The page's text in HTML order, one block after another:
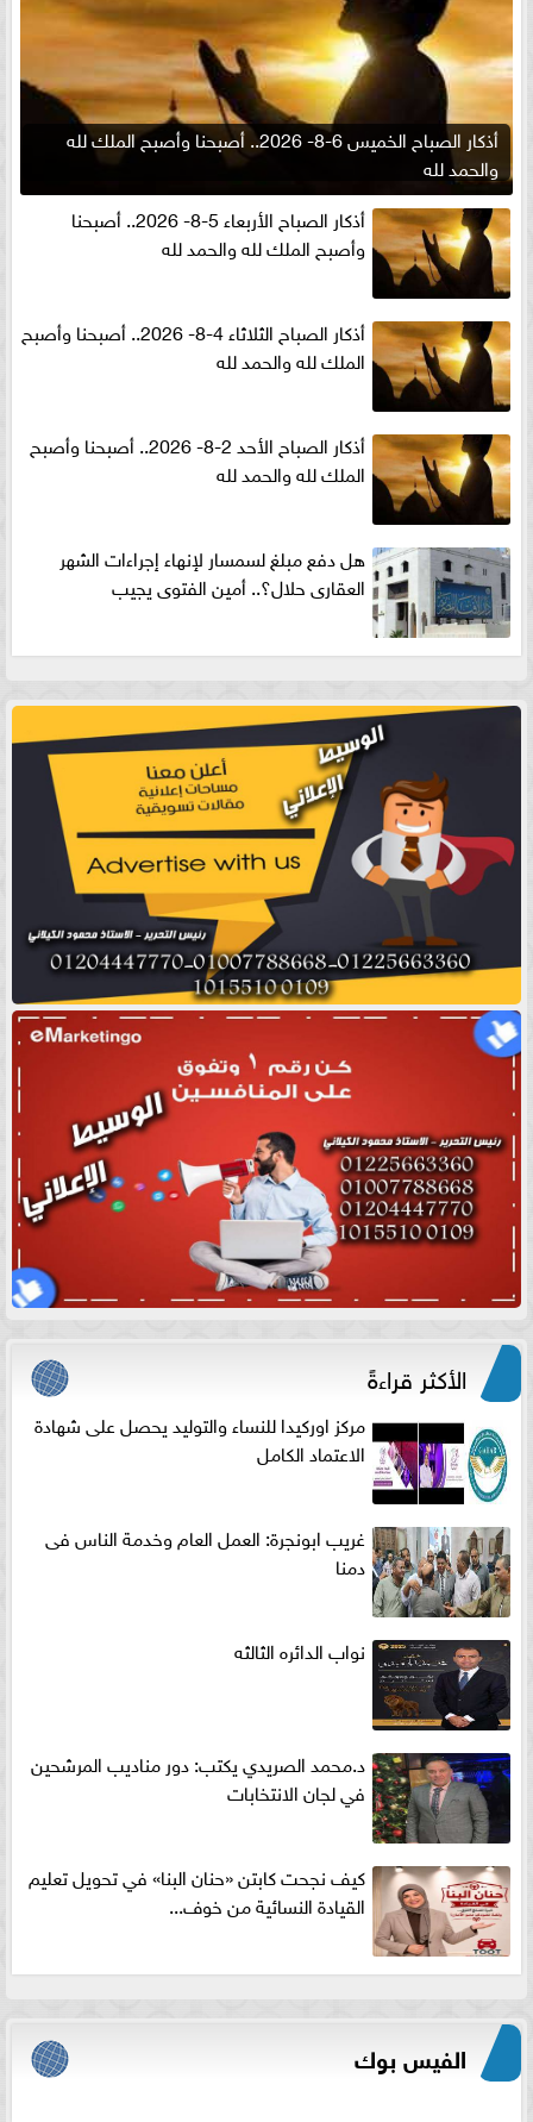
أذكار الصباح الخميس 6-8- 2026.. أصبحنا وأصبح الملك لله
والحمد لله
أذكار الصباح الأربعاء 5-8- 2026.. أصبحنا
وأصبح الملك لله والحمد لله
أذكار الصباح الثلاثاء 4-8- 2026.. أصبحنا وأصبح
الملك لله والحمد لله
أذكار الصباح الأحد 2-8- 2026.. أصبحنا وأصبح
الملك لله والحمد لله
هل دفع مبلغ لسمسار لإنهاء إجراءات الشهر
العقارى حلال؟.. أمين الفتوى يجيب
الأكثر قراءةً
مركز اوركيدا للنساء والتوليد يحصل على شهادة
الاعتماد الكامل
غريب ابونجرة: العمل العام وخدمة الناس فى
دمنا
نواب الدائره الثالثه
د.محمد الصريدي يكتب: دور مناديب المرشحين
في لجان الانتخابات
كيف نجحت كابتن «حنان البنا» في تحويل تعليم
القيادة النسائية من خوف...
الفيس بوك